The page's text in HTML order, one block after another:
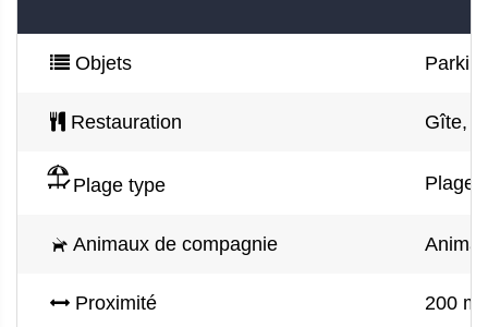
Objets
Restauration Gîte,
Plage type Plage
Animaux de compagnie
Proximité 200 m